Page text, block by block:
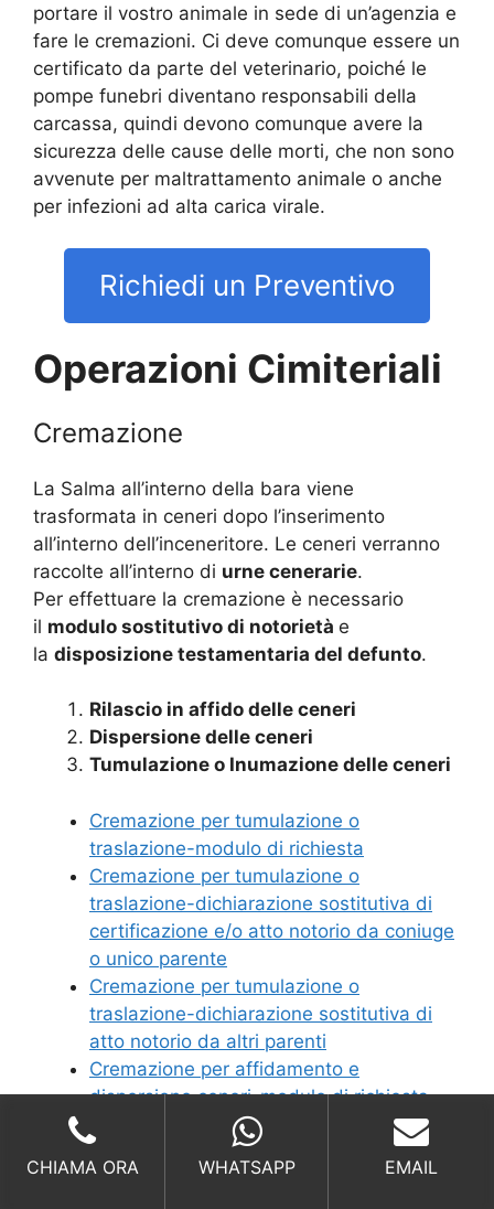
portare il vostro animale in sede di un’agenzia e
fare le cremazioni. Ci deve comunque essere un
certificato da parte del veterinario, poiché le
pompe funebri diventano responsabili della
carcassa, quindi devono comunque avere la
sicurezza delle cause delle morti, che non sono
avvenute per maltrattamento animale o anche
per infezioni ad alta carica virale.
Richiedi un Preventivo
Operazioni Cimiteriali
Cremazione
La Salma all’interno della bara viene
trasformata in ceneri dopo l’inserimento
all’interno dell’inceneritore. Le ceneri verranno
raccolte all’interno di urne cenerarie.
Per effettuare la cremazione è necessario
il modulo sostitutivo di notorietà e
la disposizione testamentaria del defunto.
Rilascio in affido delle ceneri
Dispersione delle ceneri
Tumulazione o Inumazione delle ceneri
Cremazione per tumulazione o
traslazione-modulo di richiesta
Cremazione per tumulazione o
traslazione-dichiarazione sostitutiva di
certificazione e/o atto notorio da coniuge
o unico parente
Cremazione per tumulazione o
traslazione-dichiarazione sostitutiva di
atto notorio da altri parenti
Cremazione per affidamento e
dispersione ceneri-modulo di richiesta
Cremazione per affidamento e
dispersione ceneri- dichiarazione
sostitutiva di certificazione e/o atto
CHIAMA ORA WHATSAPP EMAIL